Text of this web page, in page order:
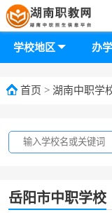
首页 > 湖南中职学
学校地区 办
岳阳市中职学校